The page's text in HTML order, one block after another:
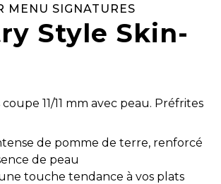
MENU SIGNATURES
Style Skin-
11/11 mm avec peau. Préfrites
de pomme de terre, renforcé
de peau
touche tendance à vos plats